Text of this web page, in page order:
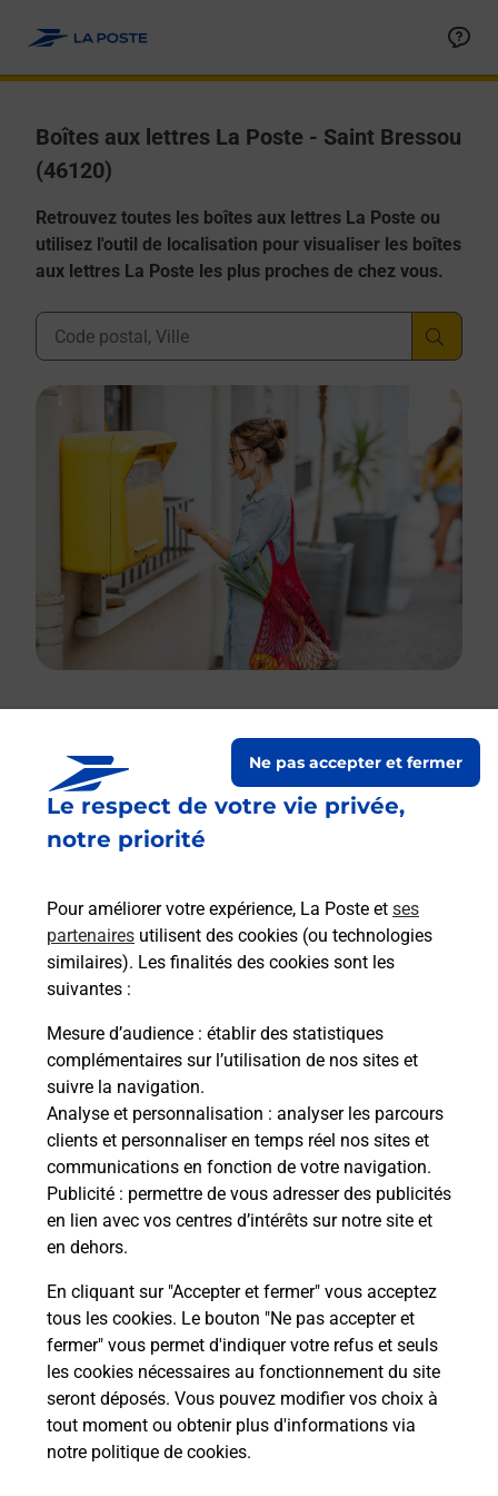
Le respect de votre vie privée,
notre priorité
Pour améliorer votre expérience, La Poste et ses
partenaires utilisent des cookies (ou technologies
similaires). Les finalités des cookies sont les
suivantes :
Mesure d’audience : établir des statistiques
complémentaires sur l’utilisation de nos sites et
suivre la navigation.
Analyse et personnalisation : analyser les parcours
clients et personnaliser en temps réel nos sites et
communications en fonction de votre navigation.
Publicité : permettre de vous adresser des publicités
en lien avec vos centres d’intérêts sur notre site et
en dehors.
En cliquant sur "Accepter et fermer" vous acceptez
tous les cookies. Le bouton "Ne pas accepter et
fermer" vous permet d'indiquer votre refus et seuls
les cookies nécessaires au fonctionnement du site
seront déposés. Vous pouvez modifier vos choix à
tout moment ou obtenir plus d'informations via
notre politique de cookies.
Ne pas accepter et fermer
Boîtes aux lettres La Poste - Saint Bressou
(46120)
Retrouvez toutes les boîtes aux lettres La Poste ou
utilisez l'outil de localisation pour visualiser les boîtes
aux lettres La Poste les plus proches de chez vous.
Ville, Département, Code Postal
Boîte aux Lettres La Poste
Prochaine collecte du courrier vendredi
08h30
46120 Saint Bressou
Le lien s'ouvre dans un nouvel onglet
Boîte aux Lettres La Poste
Prochaine collecte du courriervendredià
08h30
428 Route De Mialet
46120 Saint Bressou
Le lien s'ouvre dans un nouvel onglet
Localiser Liste Boîtes aux lettres Lot Saint Bressou